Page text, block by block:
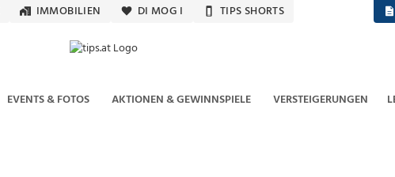
IMMOBILIEN DI MOG I TIPS SHORTS
EVENTS & FOTOS AKTIONEN & GEWINNSPIELE VERSTEIGERUNGEN